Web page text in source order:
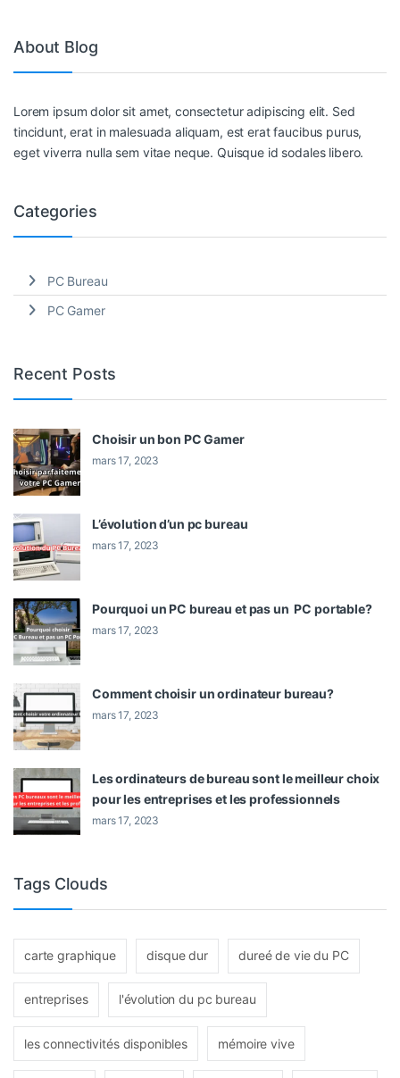
About Blog
Lorem ipsum dolor sit amet, consectetur adipiscing elit. Sed
tincidunt, erat in malesuada aliquam, est erat faucibus purus,
eget viverra nulla sem vitae neque. Quisque id sodales libero.
Categories
PC Bureau
PC Gamer
Recent Posts
Choisir un bon PC Gamer
mars 17, 2023
L’évolution d’un pc bureau
mars 17, 2023
Pourquoi un PC bureau et pas un PC portable?
mars 17, 2023
Comment choisir un ordinateur bureau?
mars 17, 2023
Les ordinateurs de bureau sont le meilleur choix
pour les entreprises et les professionnels
mars 17, 2023
Tags Clouds
carte graphique disque dur dureé de vie du PC
entreprises l'évolution du pc bureau
les connectivités disponibles mémoire vive